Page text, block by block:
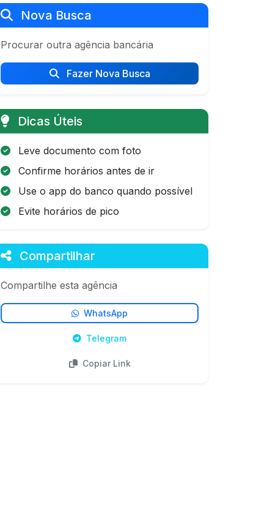
Nova Busca
Procurar outra agência bancária
Fazer Nova Busca
Dicas Úteis
Leve documento com foto
Confirme horários antes de ir
Use o app do banco quando possível
Evite horários de pico
Compartilhar
Compartilhe esta agência
WhatsApp
Telegram
Copiar Link